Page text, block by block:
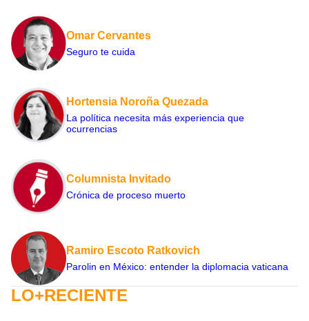
Omar Cervantes
Seguro te cuida
Hortensia Noroña Quezada
La política necesita más experiencia que
ocurrencias
Columnista Invitado
Crónica de proceso muerto
Ramiro Escoto Ratkovich
Parolin en México: entender la diplomacia vaticana
LO+RECIENTE